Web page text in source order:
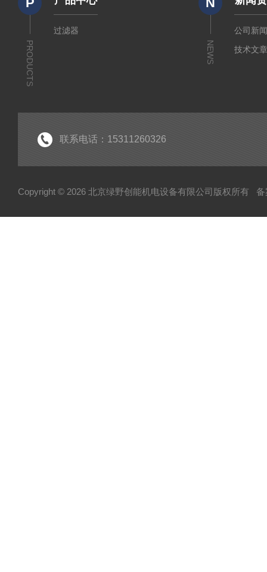
PRODUCTS
过滤器
NEWS
公司新
技术文
联系电话：15311260326
Copyright © 2026 北京绿野创能机电设备有限公司版权所有 备